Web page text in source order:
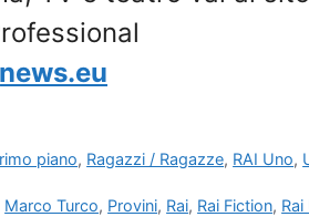
piano, Ragazzi / Ragazze, RAI Uno,
Marco Turco, Provini, Rai, Rai Fiction, Rai